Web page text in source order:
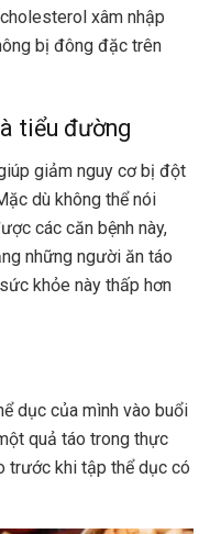
xâm nhập
bị đông đặc trên
tiểu đường
giảm nguy cơ bị đột
dù không thể nói
các căn bệnh này,
những người ăn táo
khỏe này thấp hơn
dục của mình vào buổi
quả táo trong thực
trước khi tập thể dục có